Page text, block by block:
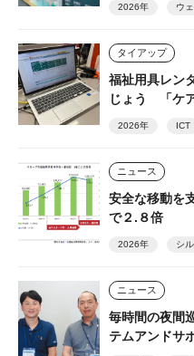
2026年 ウ
タイアップ
福祉用具レン
じょう 「ケ
2026年 ICT
ニュース
安全な移動を
で２.８倍
2026年 シ
ニュース
毎時間の夜間
テムアンドサ